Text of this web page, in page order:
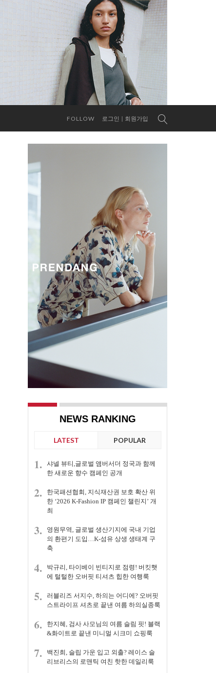
FOLLOW 로그인 회원가입
NEWS RANKING
LATEST POPULAR
1.
샤넬 뷰티,글로벌 앰버서더 정국과 함께
한 새로운 향수 캠페인 공개
2.
한국패션협회, 지식재산권 보호 확산 위
한 ‘2026 K-Fashion IP 캠페인 챌린지’ 개
최
3.
영원무역, 글로벌 생산기지에 국내 기업
의 환편기 도입…K-섬유 상생 생태계 구
축
4.
박규리, 타이베이 빈티지로 점령! 버킷햇
에 털털한 오버핏 티셔츠 힙한 여행룩
5.
러블리즈 서지수, 하의는 어디에? 오버핏
스트라이프 셔츠로 끝낸 여름 하의실종룩
6.
한지혜, 검사 사모님의 여름 슬림 핏! 블랙
&화이트로 끝낸 미니멀 시크미 쇼핑룩
7.
백진희, 슬립 가운 입고 외출? 레이스 슬
리브리스의 로맨틱 여친 핫한 데일리룩